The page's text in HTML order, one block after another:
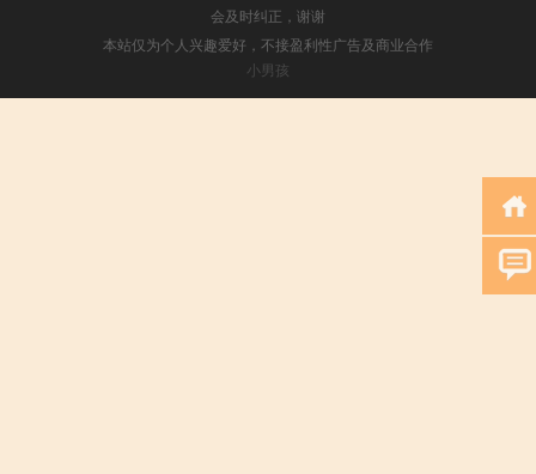
会及时纠正，谢谢
本站仅为个人兴趣爱好，不接盈利性广告及商业合作
小男孩